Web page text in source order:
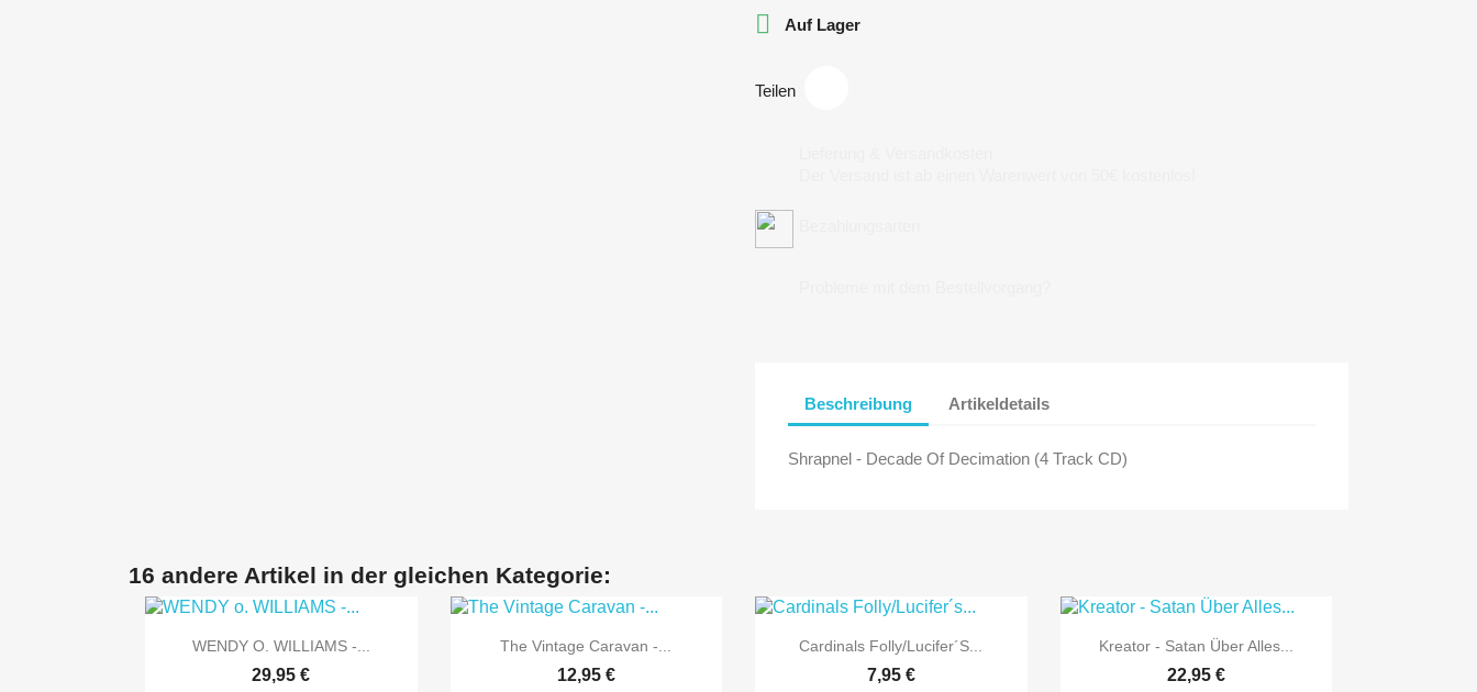
 Auf Lager
Teilen
Beschreibung Artikeldetails
Shrapnel - Decade Of Decimation (4 Track CD)
16 andere Artikel in der gleichen Kategorie:
 Vorschau
WENDY O. WILLIAMS -...
29,95 €
 Vorschau
The Vintage Caravan -...
12,95 €
 Vorschau
Cardinals Folly/Lucifer´s...
7,95 €
 Vorschau
Kreator - Satan Über Alles...
22,95 €